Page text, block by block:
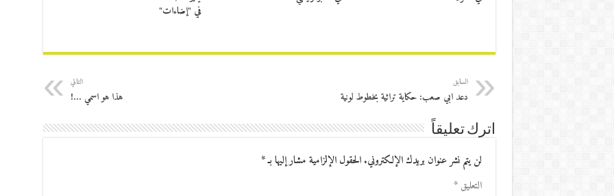
في "إضاءات"
السابق
دعد ابي صعب: حكاية تراثية بخطوط لونية
التالي
هذا هو اسمي …!
اترك تعليقاً
لن يتم نشر عنوان بريدك الإلكتروني. الحقول الإلزامية مشار إليها بـ*
التعليق*